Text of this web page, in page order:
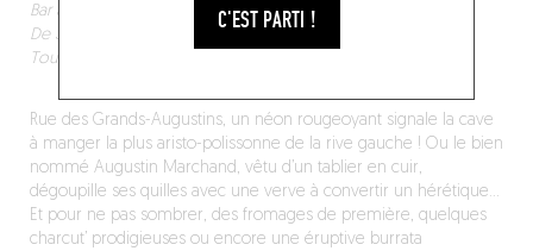
C'EST PARTI !
Bar à vins / Cave à manger
De 36 à 50 €
Tous les jours, de 17h à 22h.
Rue des Grands-Augustins, un néon rougeoyant signale la cave
à manger la plus aristo-polissonne de la rive gauche ! Ou le bien
nommé Augustin Marchand, vêtu d’un tablier en cuir,
dégoupille ses quilles avec une verve à convertir un hérétique…
Et pour ne pas sombrer, des fromages de première, quelques
charcut’ prodigieuses ou encore une éruptive burrata